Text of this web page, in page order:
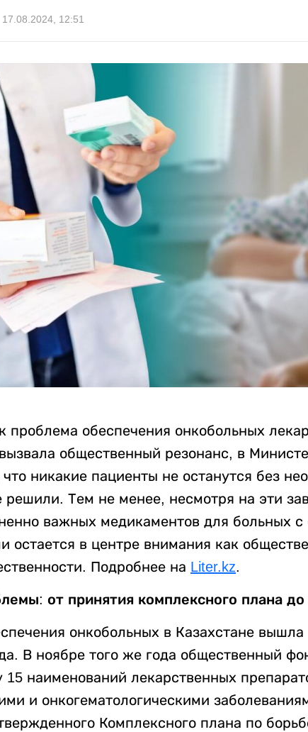
17.08.2024, 12:51
проблема обеспечения онкобольных
общественный резонанс, в
никакие пациенты не останутся без
Тем не менее, несмотря на эти
важных медикаментов для больных с
остается в центре внимания как
Подробнее на Liter.kz.
от принятия комплексного плана
онкобольных в Казахстане
В ноябре того же года общественный
15 наименований лекарственных
и онкогематологическими
Комплексного плана по